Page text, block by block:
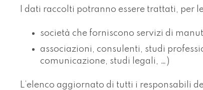
I dati raccolti potranno essere trattati, per
società che forniscono servizi di
associazioni, consulenti, studi
comunicazione, studi legali, …)
L’elenco aggiornato di tutti i responsabili